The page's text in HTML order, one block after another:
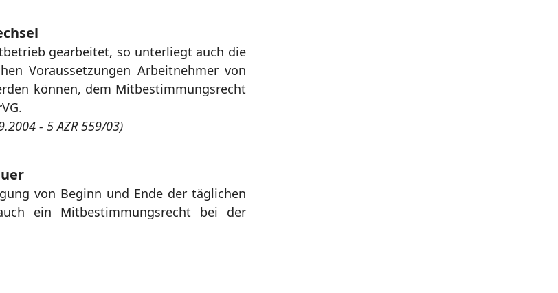
gearbeitet, so unterliegt auch die
Voraussetzungen Arbeitnehmer von
können, dem Mitbestimmungsrecht
- 5 AZR 559/03)
von Beginn und Ende der täglichen
ein Mitbestimmungsrecht bei der